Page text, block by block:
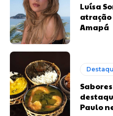
Luísa
atração
Amapá
Paulo